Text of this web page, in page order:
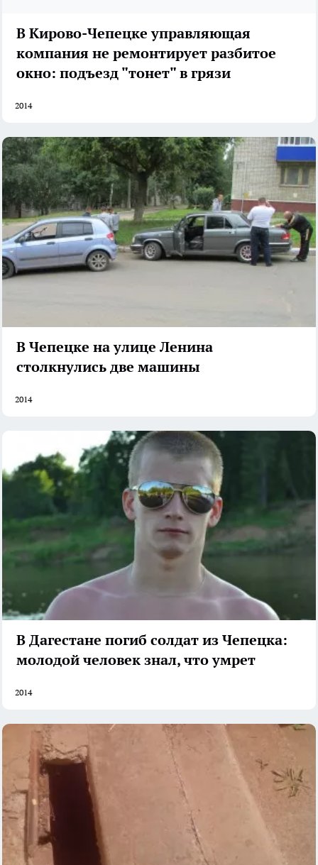
В Кирово-Чепецке управляющая
компания не ремонтирует разбитое
окно: подъезд "тонет" в грязи
2014
В Чепецке на улице Ленина
столкнулись две машины
2014
В Дагестане погиб солдат из Чепецка:
молодой человек знал, что умрет
2014